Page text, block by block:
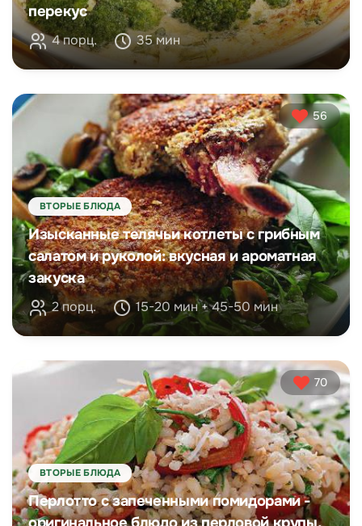
перекус
4 порц. 35 мин
56
ВТОРЫЕ БЛЮДА
Изысканные телячьи котлеты с грибным
салатом и руколой: вкусная и ароматная
закуска
2 порц. 15-20 мин + 45-50 мин
70
ВТОРЫЕ БЛЮДА
Перлотто с запеченными помидорами -